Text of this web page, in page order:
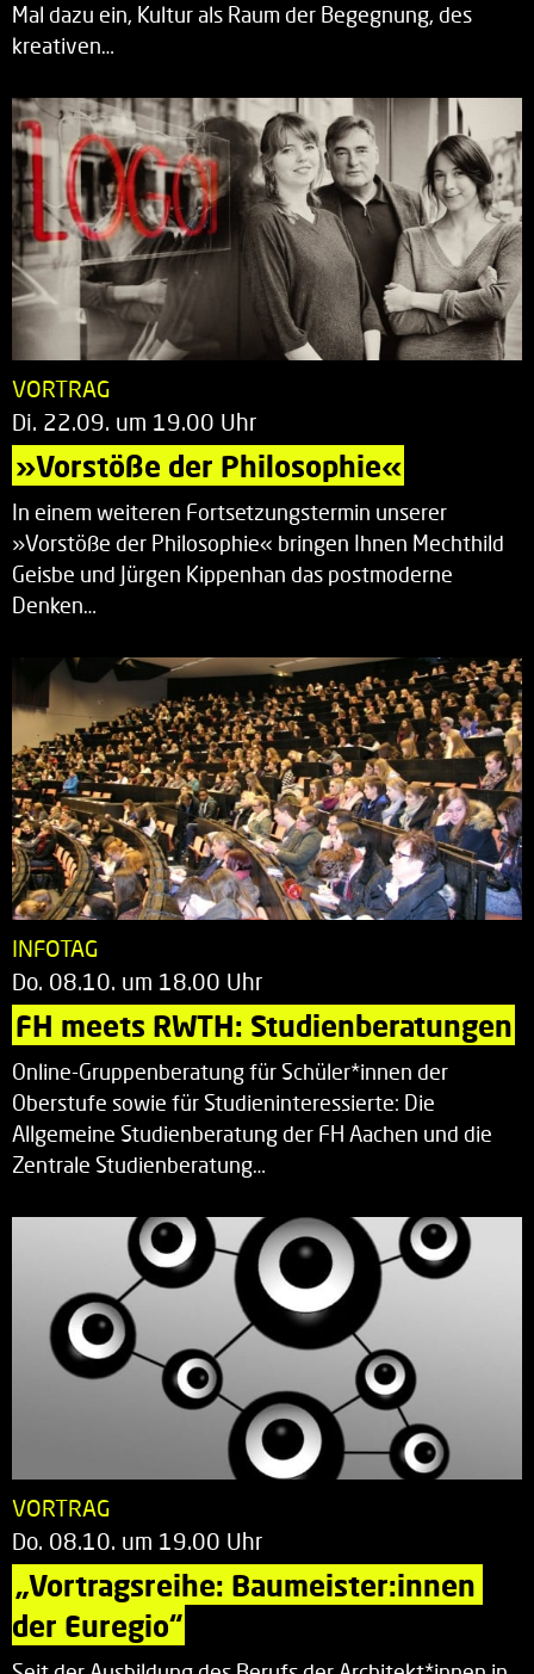
Mal dazu ein, Kultur als Raum der Begegnung, des
kreativen…
VORTRAG
Di. 22.09. um 19.00 Uhr
»Vorstöße der Philosophie«
In einem weiteren Fortsetzungstermin unserer
»Vorstöße der Philosophie« bringen Ihnen Mechthild
Geisbe und Jürgen Kippenhan das postmoderne
Denken…
INFOTAG
Do. 08.10. um 18.00 Uhr
FH meets RWTH: Studienberatungen
Online-Gruppenberatung für Schüler*innen der
Oberstufe sowie für Studieninteressierte: Die
Allgemeine Studienberatung der FH Aachen und die
Zentrale Studienberatung…
VORTRAG
Do. 08.10. um 19.00 Uhr
„Vortragsreihe: Baumeister:innen
der Euregio“